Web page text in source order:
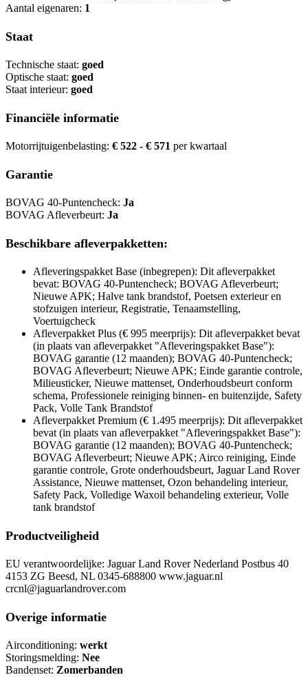
Aantal eigenaren: 1
Staat
Technische staat: goed
Optische staat: goed
Staat interieur: goed
Financiële informatie
Motorrijtuigenbelasting: € 522 - € 571 per kwartaal
Garantie
BOVAG 40-Puntencheck: Ja
BOVAG Afleverbeurt: Ja
Beschikbare afleverpakketten:
Afleveringspakket Base (inbegrepen): Dit afleverpakket
bevat: BOVAG 40-Puntencheck; BOVAG Afleverbeurt;
Nieuwe APK; Halve tank brandstof, Poetsen exterieur en
stofzuigen interieur, Registratie, Tenaamstelling,
Voertuigcheck
Afleverpakket Plus (€ 995 meerprijs): Dit afleverpakket bevat
(in plaats van afleverpakket "Afleveringspakket Base"):
BOVAG garantie (12 maanden); BOVAG 40-Puntencheck;
BOVAG Afleverbeurt; Nieuwe APK; Einde garantie controle,
Milieusticker, Nieuwe mattenset, Onderhoudsbeurt conform
schema, Professionele reiniging binnen- en buitenzijde, Safety
Pack, Volle Tank Brandstof
Afleverpakket Premium (€ 1.495 meerprijs): Dit afleverpakket
bevat (in plaats van afleverpakket "Afleveringspakket Base"):
BOVAG garantie (12 maanden); BOVAG 40-Puntencheck;
BOVAG Afleverbeurt; Nieuwe APK; Airco reiniging, Einde
garantie controle, Grote onderhoudsbeurt, Jaguar Land Rover
Assistance, Nieuwe mattenset, Ozon behandeling interieur,
Safety Pack, Volledige Waxoil behandeling exterieur, Volle
tank brandstof
Productveiligheid
EU verantwoordelijke: Jaguar Land Rover Nederland Postbus 40
4153 ZG Beesd, NL 0345-688800 www.jaguar.nl
crcnl@jaguarlandrover.com
Overige informatie
Airconditioning: werkt
Storingsmelding: Nee
Bandenset: Zomerbanden